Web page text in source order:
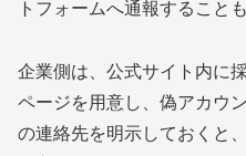
トフォームへ通報すること
企業側は、公式サイト内に
ページを用意し、偽アカウ
の連絡先を明示しておくと